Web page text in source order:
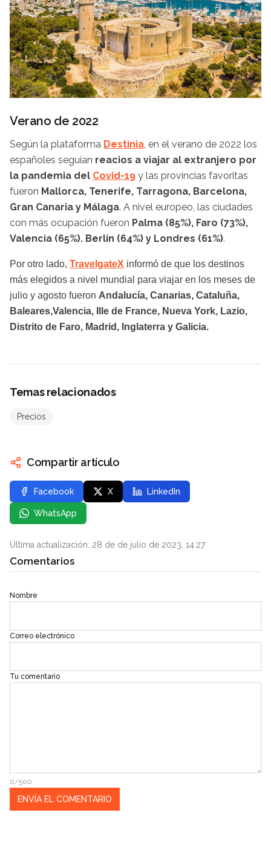
Verano de 2022
Según la plataforma Destinia, en el verano de 2022 los
españoles seguían reacios a viajar al extranjero por
la pandemia del Covid-19 y las provincias favoritas
fueron Mallorca, Tenerife, Tarragona, Barcelona,
Gran Canaria y Málaga. A nivel europeo, las ciudades
con más ocupación fueron Palma (85%), Faro (73%),
Valencia (65%). Berlín (64%) y Londres (61%).
Por otro lado, TravelgateX informó de que los destinos
más elegidos a nivel mundial para viajar en los meses de
julio y agosto fueron Andalucía, Canarias, Cataluña,
Baleares,Valencia, Ille de France, Nueva York, Lazio,
Distrito de Faro, Madrid, Inglaterra y Galicia.
Temas relacionados
Precios
Compartir artículo
Facebook X LinkedIn
WhatsApp
Última actualización: 28 de de julio de 2023, 14:27
Comentarios
Nombre
Correo electrónico
Tu comentario
0/500